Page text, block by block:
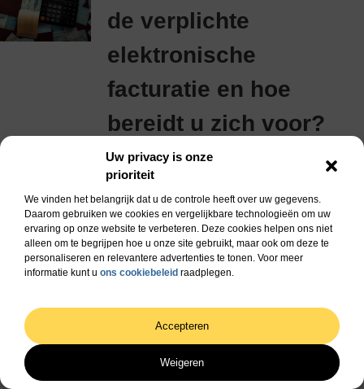
Uw privacy is onze
prioriteit
We vinden het belangrijk dat u de controle heeft over uw gegevens.
Daarom gebruiken we cookies en vergelijkbare technologieën om uw
ervaring op onze website te verbeteren. Deze cookies helpen ons niet
alleen om te begrijpen hoe u onze site gebruikt, maar ook om deze te
personaliseren en relevantere advertenties te tonen. Voor meer
informatie kunt u ons cookiebeleid raadplegen.
Accepteren
Weigeren
de verplichte
elektronische
facturatie en hoe
bereidt u zich voor?
Lees verder »
Populaire onderwerpen
Media
Aanbiedingen
Bedrijven
Winkelen
Ontdek en deel inspirerende
blogs
Of je nu schrijft of leest, ons platform biedt een plek voor iedereen die